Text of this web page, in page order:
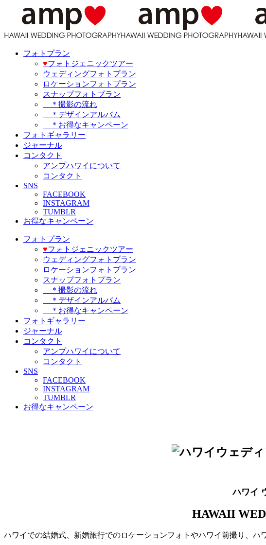
フォトプラン
♥️フォトジェニックツアー
ウェディングフォトプラン
ロケーションフォトプラン
スナップフォトプラン
＊撮影の流れ
＊デザインアルバム
＊お得なキャンペーン
フォトギャラリー
ジャーナル
コンタクト
アンプハワイについて
コンタクト
SNS
FACEBOOK
INSTAGRAM
TUMBLR
お得なキャンペーン
フォトプラン
♥️フォトジェニックツアー
ウェディングフォトプラン
ロケーションフォトプラン
スナップフォトプラン
＊撮影の流れ
＊デザインアルバム
＊お得なキャンペーン
フォトギャラリー
ジャーナル
コンタクト
アンプハワイについて
コンタクト
SNS
FACEBOOK
INSTAGRAM
TUMBLR
お得なキャンペーン
ハワイ
HAWAII
ハワイでの結婚式、新婚旅行でのロケーションフォトやハワイ前撮り、